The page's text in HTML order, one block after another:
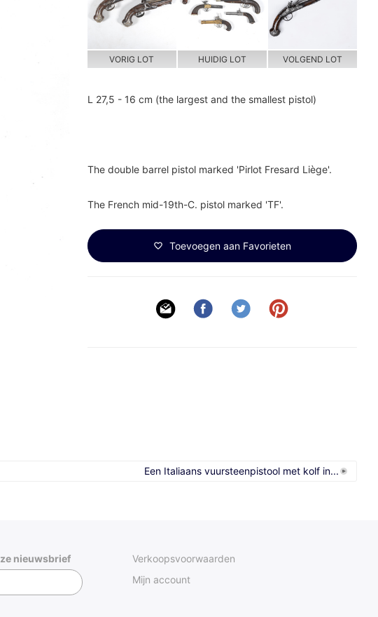
VORIG LOT HUIDIG LOT VOLGEND LOT
L 27,5 - 16 cm (the largest and the smallest pistol)
The double barrel pistol marked 'Pirlot Fresard Liège'.
The French mid-19th-C. pistol marked 'TF'.
Toevoegen aan Favorieten
Een Italiaans vuursteenpistool met kolf in...
nieuwsbrief
Verkoopsvoorwaarden
Mijn account